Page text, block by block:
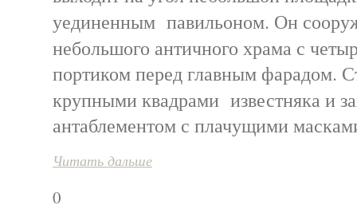
уединенным павильоном. Он
небольшого античного храма с
портиком перед главным фарадом.
крупными квадрами известняка и
антаблементом с плачущими
Читать дальше
0